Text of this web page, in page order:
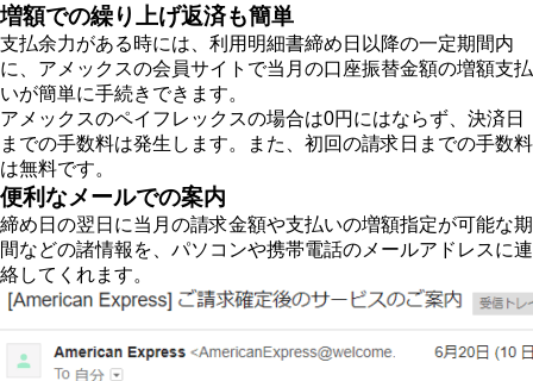
増額での繰り上げ返済も簡単
支払余力がある時には、利用明細書締め日以降の一定期間内
に、アメックスの会員サイトで当月の口座振替金額の増額支払
いが簡単に手続きできます。
アメックスのペイフレックスの場合は0円にはならず、決済日
までの手数料は発生します。また、初回の請求日までの手数料
は無料です。
便利なメールでの案内
締め日の翌日に当月の請求金額や支払いの増額指定が可能な期
間などの諸情報を、パソコンや携帯電話のメールアドレスに連
絡してくれます。